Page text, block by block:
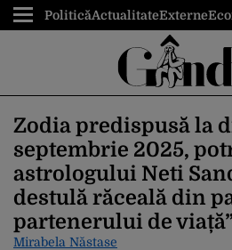
PoliticăActualitateExterne
Zodia predispusă la
septembrie 2025,
astrologului Neti
destulă răceală din
partenerului de
Mirabela Năstase